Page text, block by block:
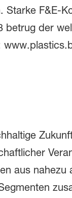
Starke F&E-
betrug der
aus